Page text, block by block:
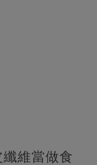
維當做食